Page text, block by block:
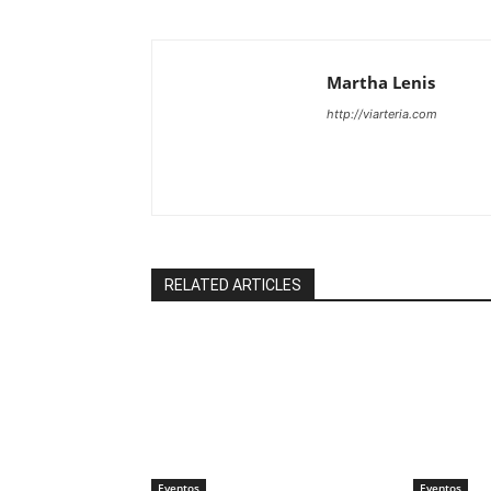
Martha Lenis
http://viarteria.com
RELATED ARTICLES
Eventos Eventos